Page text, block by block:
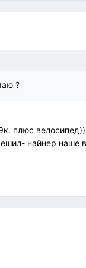
?
плюс
найнер наше